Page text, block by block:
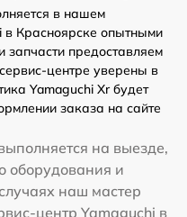
в нашем
в Красноярске опытными
предоставляем
центре уверены в
Yamaguchi Xr будет
заказа на сайте
на выезде,
оборудования и
наш мастер
центр Yamaguchi в